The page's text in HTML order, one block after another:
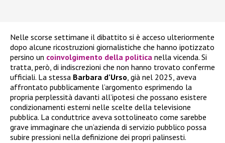
Nelle scorse settimane il dibattito si è acceso ulteriormente
dopo alcune ricostruzioni giornalistiche che hanno ipotizzato
persino un coinvolgimento della politica nella vicenda. Si
tratta, però, di indiscrezioni che non hanno trovato conferme
ufficiali. La stessa Barbara d’Urso, già nel 2025, aveva
affrontato pubblicamente l’argomento esprimendo la
propria perplessità davanti all’ipotesi che possano esistere
condizionamenti esterni nelle scelte della televisione
pubblica. La conduttrice aveva sottolineato come sarebbe
grave immaginare che un’azienda di servizio pubblico possa
subire pressioni nella definizione dei propri palinsesti.